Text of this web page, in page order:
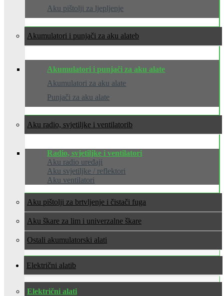
Aku pištolji za ljepljenje
Akumulatori i punjači za aku alate
Akumulatori i punjači za aku alate
Akumulatori za aku alate
Punjači za aku alate
Aku radio, svjetiljke i ventilatori
Radio, svjetiljke i ventilatori
Aku radio uređaji
Aku svjetiljke / reflektori
Aku ventilatori
Aku pištolji za brtvljenje i čistači fuga
Aku škare za lim i univerzalne škare
Ostali akumulatorski alati
Električni alati
Električni alati